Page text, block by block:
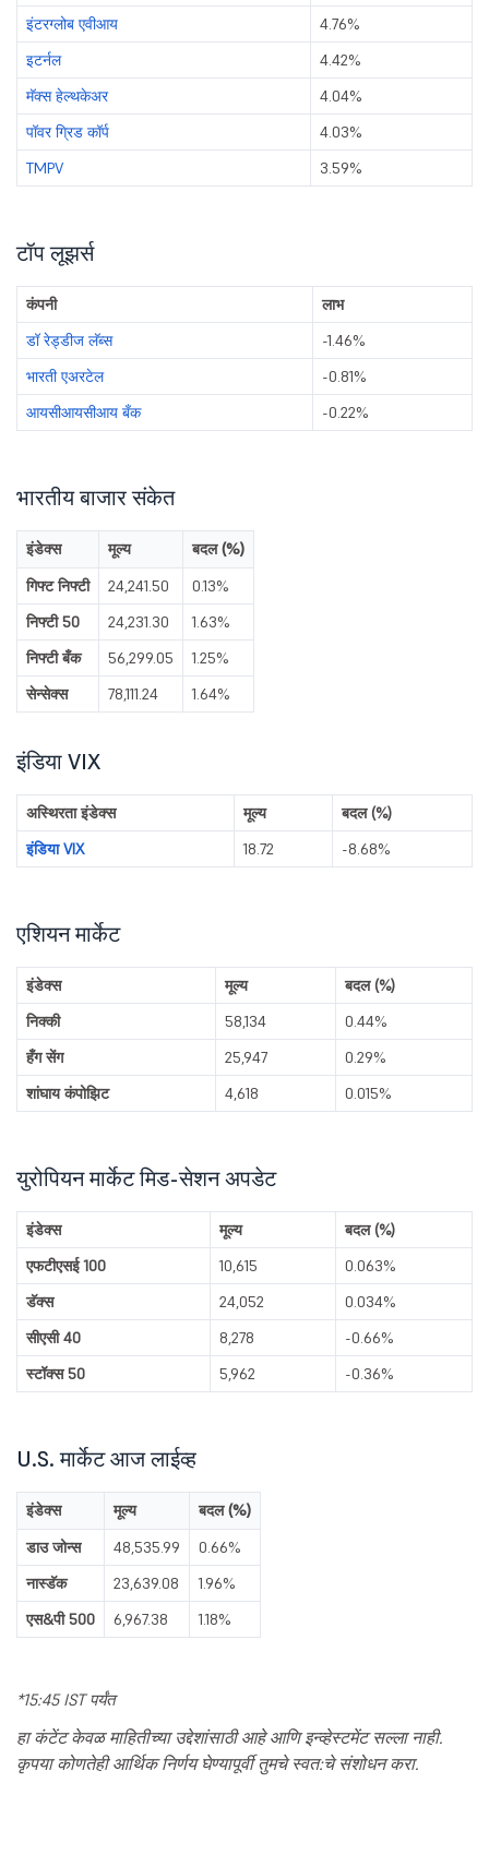
इंटरग्लोब एवीआय
4.76%
इटर्नल
4.42%
मॅक्स हेल्थकेअर
4.04%
पॉवर ग्रिड कॉर्प
4.03%
TMPV
3.59%
टॉप लूझर्स
कंपनी
लाभ
डॉ रेड्डीज लॅब्स
-1.46%
भारती एअरटेल
-0.81%
आयसीआयसीआय बँक
-0.22%
भारतीय बाजार संकेत
इंडेक्स मूल्य
बदल (%)
गिफ्ट निफ्टी
24,241.50
0.13%
निफ्टी 50
24,231.30
1.63%
निफ्टी बँक
56,299.05
1.25%
सेन्सेक्स
78,111.24 1.64%
इंडिया VIX
अस्थिरता इंडेक्स मूल्य
बदल (%)
इंडिया VIX
18.72 -8.68%
एशियन मार्केट
इंडेक्स मूल्य
बदल (%)
निक्की
58,134
0.44%
हँग सेंग
25,947
0.29%
शांघाय कंपोझिट
4,618 0.015%
युरोपियन मार्केट मिड-सेशन अपडेट
इंडेक्स मूल्य
बदल (%)
एफटीएसई 100
10,615
0.063%
डॅक्स
24,052
0.034%
सीएसी 40
8,278
-0.66%
स्टॉक्स 50
5,962 -0.36%
U.S. मार्केट आज लाईव्ह
इंडेक्स मूल्य
बदल (%)
डाउ जोन्स
48,535.99
0.66%
नास्डॅक
23,639.08
1.96%
एस&पी 500
6,967.38 1.18%
*15:45 IST पर्यंत
हा कंटेंट केवळ माहितीच्या उद्देशांसाठी आहे आणि इन्व्हेस्टमेंट सल्ला नाही.
कृपया कोणतेही आर्थिक निर्णय घेण्यापूर्वी तुमचे स्वत:चे संशोधन करा.